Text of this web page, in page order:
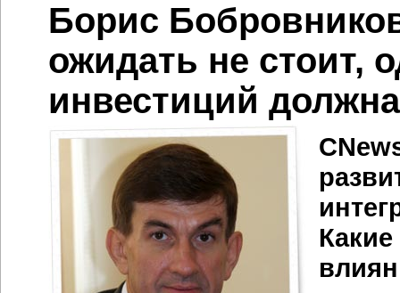
Борис
ожидать не стоит,
инвестиций